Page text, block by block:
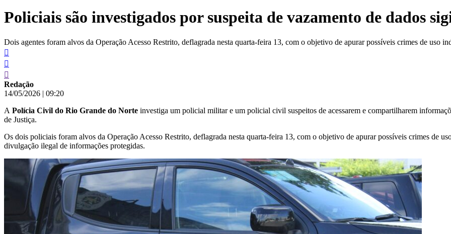
conteúdo
Policiais são investigados por suspeita de vazamento de dados
Dois agentes foram alvos da Operação Acesso Restrito, deflagrada nesta quarta-feira 13, com o objetivo de apurar possíveis crimes de uso
Redação
14/05/2026 | 09:20
A Polícia Civil do Rio Grande do Norte investiga um policial militar e um policial civil suspeitos de acessarem e compartilharem
de Justiça.
Os dois policiais foram alvos da Operação Acesso Restrito, deflagrada nesta quarta-feira 13, com o objetivo de apurar possíveis crimes de
divulgação ilegal de informações protegidas.